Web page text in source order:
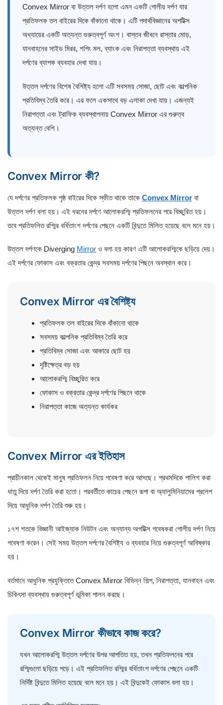
Convex Mirror বা উত্তল দর্পণ হলো এমন একটি গোলীয় দর্পণ যার
প্রতিফলক তল বাইরের দিকে বাঁকানো থাকে। এটি পদার্থবিজ্ঞানের অপটিক্স
অধ্যায়ের একটি অত্যন্ত গুরুত্বপূর্ণ অংশ। বাস্তব জীবনে রাস্তার মোড়,
যানবাহনের সাইড মিরর, শপিং মল, ব্যাংক এবং নিরাপত্তা ব্যবস্থায় এই
দর্পণের ব্যাপক ব্যবহার দেখা যায়।
উত্তল দর্পণের বিশেষ বৈশিষ্ট্য হলো এটি সবসময় সোজা, ছোট এবং কাল্পনিক
প্রতিবিম্ব তৈরি করে। এর ফলে একসাথে বড় এলাকা দেখা যায়। এজন্যই
নিরাপত্তা এবং ট্রাফিক ব্যবস্থাপনায় Convex Mirror এর গুরুত্ব
অত্যন্ত বেশি।
Convex Mirror কী?
যে দর্পণের প্রতিফলক পৃষ্ঠ বাইরের দিকে স্ফীত থাকে তাকে Convex Mirror বা
উত্তল দর্পণ বলা হয়। এই ধরনের দর্পণে আলোকরশ্মি প্রতিফলনের পরে বিচ্ছুরিত হয়।
তবে প্রতিফলিত রশ্মির বর্ধিতাংশ দর্পণের পেছনে একটি বিন্দুতে মিলিত হয়েছে বলে মনে হয়।
উত্তল দর্পণকে Diverging Mirror ও বলা হয় কারণ এটি আলোকরশ্মিকে ছড়িয়ে দেয়।
এই দর্পণের ফোকাস এবং বক্রতার কেন্দ্র সবসময় দর্পণের পিছনে অবস্থান করে।
Convex Mirror এর বৈশিষ্ট্য
প্রতিফলক তল বাইরের দিকে বাঁকানো থাকে
সবসময় কাল্পনিক প্রতিবিম্ব তৈরি করে
প্রতিবিম্ব সোজা এবং আকারে ছোট হয়
দৃষ্টিক্ষেত্র বড় হয়
আলোকরশ্মি বিচ্ছুরিত করে
ফোকাস ও বক্রতার কেন্দ্র দর্পণের পিছনে থাকে
নিরাপত্তা কাজে অত্যন্ত কার্যকর
Convex Mirror এর ইতিহাস
প্রাচীনকাল থেকেই মানুষ প্রতিফলন নিয়ে গবেষণা করে আসছে। প্রথমদিকে পালিশ করা
ধাতু দিয়ে দর্পণ তৈরি করা হতো। পরবর্তীতে কাচের পেছনে রূপা বা অ্যালুমিনিয়ামের প্রলেপ
দিয়ে আধুনিক দর্পণ তৈরি শুরু হয়।
১৭শ শতকে বিজ্ঞানী আইজ্যাক নিউটন এবং অন্যান্য অপটিক্স গবেষকরা গোলীয় দর্পণ নিয়ে
গবেষণা করেন। সেই সময় উত্তল দর্পণের বৈশিষ্ট্য ও ব্যবহার নিয়ে গুরুত্বপূর্ণ আবিষ্কার
হয়।
বর্তমানে আধুনিক প্রযুক্তিতে Convex Mirror বিভিন্ন শিল্প, নিরাপত্তা, যানবাহন এবং
চিকিৎসা ব্যবস্থায় গুরুত্বপূর্ণ ভূমিকা পালন করছে।
Convex Mirror কীভাবে কাজ করে?
যখন আলোকরশ্মি উত্তল দর্পণের উপর আপতিত হয়, তখন প্রতিফলনের পরে
রশ্মিগুলো ছড়িয়ে পড়ে। এই প্রতিফলিত রশ্মির বর্ধিতাংশ দর্পণের পেছনে একটি
নির্দিষ্ট বিন্দুতে মিলিত হয়েছে বলে মনে হয়। এই বিন্দুকেই ফোকাস বলা হয়।